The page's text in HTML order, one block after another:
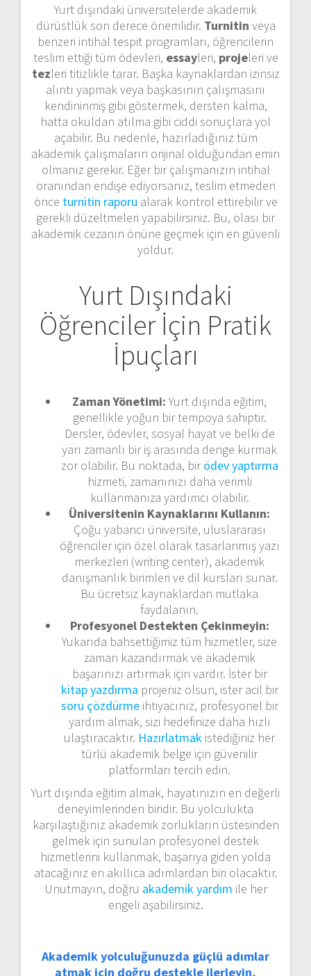
Yurt dışındaki üniversitelerde akademik
dürüstlük son derece önemlidir. Turnitin veya
benzeri intihal tespit programları, öğrencilerin
teslim ettiği tüm ödevleri, essayleri, projeleri ve
tezleri titizlikle tarar. Başka kaynaklardan izinsiz
alıntı yapmak veya başkasının çalışmasını
kendininmiş gibi göstermek, dersten kalma,
hatta okuldan atılma gibi ciddi sonuçlara yol
açabilir. Bu nedenle, hazırladığınız tüm
akademik çalışmaların orijinal olduğundan emin
olmanız gerekir. Eğer bir çalışmanızın intihal
oranından endişe ediyorsanız, teslim etmeden
önce turnitin raporu alarak kontrol ettirebilir ve
gerekli düzeltmeleri yapabilirsiniz. Bu, olası bir
akademik cezanın önüne geçmek için en güvenli
yoldur.
Yurt Dışındaki
Öğrenciler İçin Pratik
İpuçları
Zaman Yönetimi:Yurt dışında eğitim,
genellikle yoğun bir tempoya sahiptir.
Dersler, ödevler, sosyal hayat ve belki de
yarı zamanlı bir iş arasında denge kurmak
zor olabilir. Bu noktada, birödev yaptırma
hizmeti, zamanınızı daha verimli
kullanmanıza yardımcı olabilir.
Üniversitenin Kaynaklarını Kullanın:
Çoğu yabancı üniversite, uluslararası
öğrenciler için özel olarak tasarlanmış yazı
merkezleri (writing center), akademik
danışmanlık birimleri ve dil kursları sunar.
Bu ücretsiz kaynaklardan mutlaka
faydalanın.
Profesyonel Destekten Çekinmeyin:
Yukarıda bahsettiğimiz tüm hizmetler, size
zaman kazandırmak ve akademik
başarınızı artırmak için vardır. İster bir
kitap yazdırma projeniz olsun, ister acil bir
soru çözdürmeihtiyacınız, profesyonel bir
yardım almak, sizi hedefinize daha hızlı
ulaştıracaktır. Hazırlatmak istediğiniz her
türlü akademik belge için güvenilir
platformları tercih edin.
Yurt dışında eğitim almak, hayatınızın en değerli
deneyimlerinden biridir. Bu yolculukta
karşılaştığınız akademik zorlukların üstesinden
gelmek için sunulan profesyonel destek
hizmetlerini kullanmak, başarıya giden yolda
atacağınız en akıllıca adımlardan biri olacaktır.
Unutmayın, doğru akademik yardım ile her
engeli aşabilirsiniz.
Akademik yolculuğunuzda güçlü adımlar
atmak için doğru destekle ilerleyin,